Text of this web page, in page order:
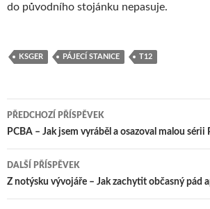
do původního stojánku nepasuje.
KSGER PÁJECÍ STANICE T12
Navigace
pro
příspěvky
PŘEDCHOZÍ PŘÍSPĚVEK
PCBA – Jak jsem vyráběl a osazoval malou sérii
DALŠÍ PŘÍSPĚVEK
Z notýsku vývojáře – Jak zachytit občasný pád